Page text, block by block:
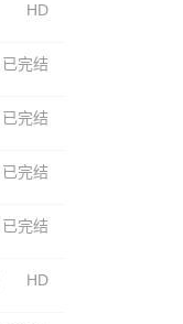
HD
已完结
已完结
已完结
已完结
HD